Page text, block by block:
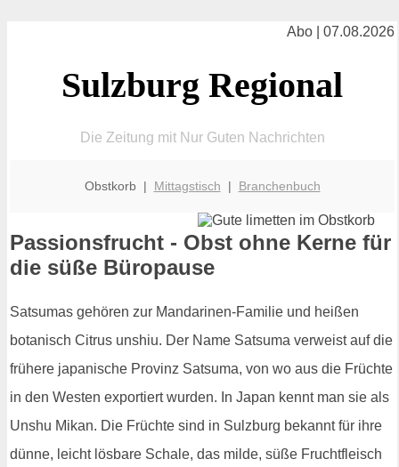
Abo | 07.08.2026
Sulzburg Regional
Die Zeitung mit Nur Guten Nachrichten
Obstkorb | Mittagstisch | Branchenbuch
Passionsfrucht - Obst ohne Kerne für
die süße Büropause
Satsumas gehören zur Mandarinen-Familie und heißen
botanisch Citrus unshiu. Der Name Satsuma verweist auf die
frühere japanische Provinz Satsuma, von wo aus die Früchte
in den Westen exportiert wurden. In Japan kennt man sie als
Unshu Mikan. Die Früchte sind in Sulzburg bekannt für ihre
dünne, leicht lösbare Schale, das milde, süße Fruchtfleisch